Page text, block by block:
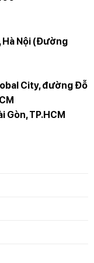
mọi nhà, ở chế
cho phép bạn
yêu thích như
đang chăm sóc
mà còn giúp các
kiệm thời gian
Hà Nội (Đường
City, đường Đỗ
Gòn, TP.HCM